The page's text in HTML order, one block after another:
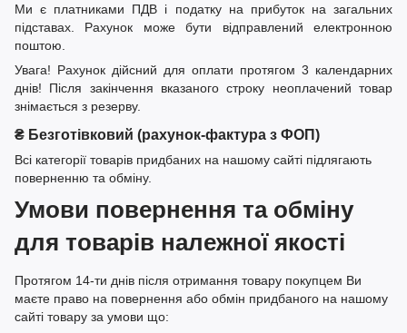
Ми є платниками ПДВ і податку на прибуток на загальних
підставах. Рахунок може бути відправлений електронною
поштою.
Увага! Рахунок дійсний для оплати протягом 3 календарних
днів! Після закінчення вказаного строку неоплачений товар
знімається з резерву.
₴ Безготівковий (рахунок-фактура з ФОП)
Всі категорії товарів придбаних на нашому сайті підлягають
поверненню та обміну.
Умови повернення та обміну
для товарів належної якості
Протягом 14-ти днів після отримання товару покупцем Ви
маєте право на повернення або обмін придбаного на нашому
сайті товару за умови що: